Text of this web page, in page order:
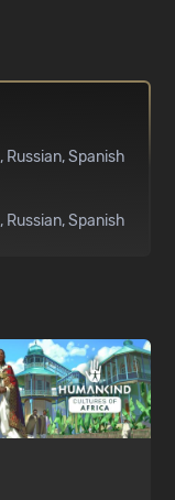
Russian Spanish
Russian Spanish